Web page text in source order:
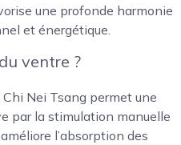
une profonde harmonie
et énergétique.
ventre ?
Chi Nei Tsang permet une
par la stimulation manuelle
l’absorption des